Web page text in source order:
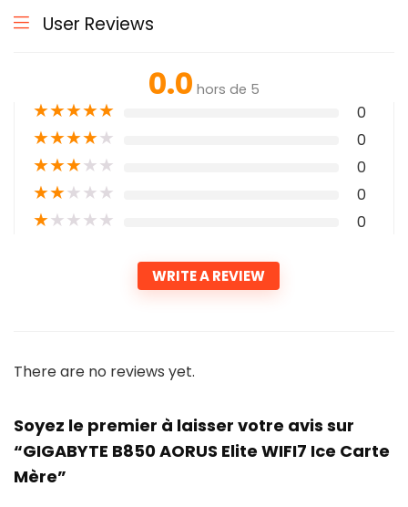
User Reviews
0.0 hors de 5
★★★★★ 0
★★★★★ 0
★★★★★ 0
★★★★★ 0
★★★★★ 0
WRITE A REVIEW
There are no reviews yet.
Soyez le premier à laisser votre avis sur
“GIGABYTE B850 AORUS Elite WIFI7 Ice Carte
Mère”